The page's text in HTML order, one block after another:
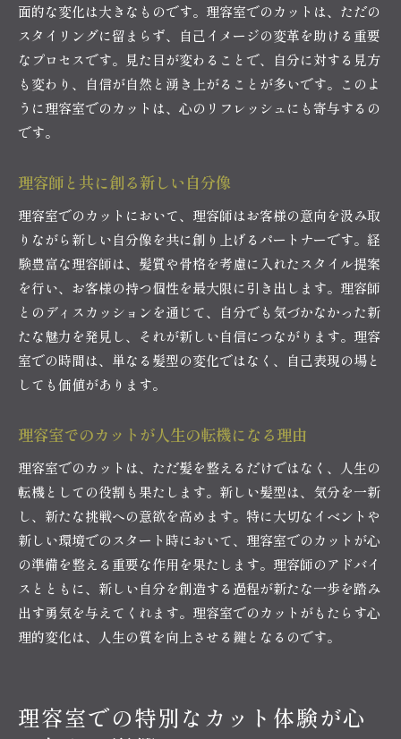
カットが日々のモチベーションを高める理由
理容室での日常を変えるカットの魅力
理容室での時間が特別な体験となる理由
理容室での時間が心に残る理由
心に響く理容室でのサービスの秘密
理容師とのコミュニケーションが生む特別な時
間
理容室での体験が特別である理由
面的な変化は大きなものです。理容室でのカットは、ただの
スタイリングに留まらず、自己イメージの変革を助ける重要
なプロセスです。見た目が変わることで、自分に対する見方
も変わり、自信が自然と湧き上がることが多いです。このよ
うに理容室でのカットは、心のリフレッシュにも寄与するの
です。
理容師と共に創る新しい自分像
理容室でのカットにおいて、理容師はお客様の意向を汲み取
りながら新しい自分像を共に創り上げるパートナーです。経
験豊富な理容師は、髪質や骨格を考慮に入れたスタイル提案
を行い、お客様の持つ個性を最大限に引き出します。理容師
とのディスカッションを通じて、自分でも気づかなかった新
たな魅力を発見し、それが新しい自信につながります。理容
室での時間は、単なる髪型の変化ではなく、自己表現の場と
しても価値があります。
理容室でのカットが人生の転機になる理由
理容室でのカットは、ただ髪を整えるだけではなく、人生の
転機としての役割も果たします。新しい髪型は、気分を一新
し、新たな挑戦への意欲を高めます。特に大切なイベントや
新しい環境でのスタート時において、理容室でのカットが心
の準備を整える重要な作用を果たします。理容師のアドバイ
スとともに、新しい自分を創造する過程が新たな一歩を踏み
出す勇気を与えてくれます。理容室でのカットがもたらす心
理的変化は、人生の質を向上させる鍵となるのです。
理容室での特別なカット体験が心